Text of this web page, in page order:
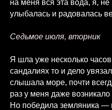
на меня вся эта вода, я, не
улыбалась и радовалась
Седьмое июля, вторник
Я шла уже несколько
сандалиях то и дело
слышала море, почти
раз у меня даже возникало
Но победила земляника —